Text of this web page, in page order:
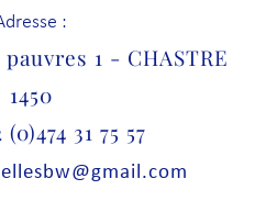
:
1 - CHASTRE
1450
31 75 57